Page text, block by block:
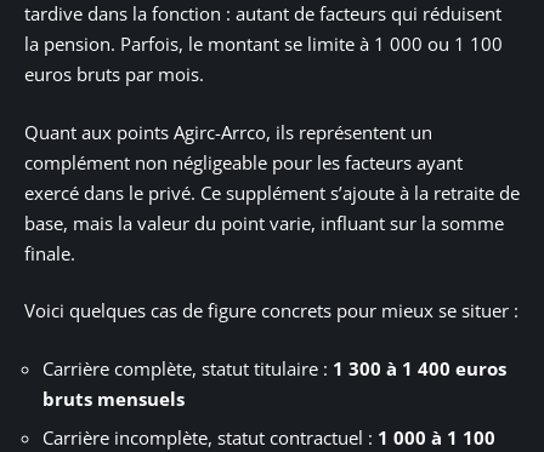
tardive dans la fonction : autant de facteurs qui réduisent
la pension. Parfois, le montant se limite à 1 000 ou 1 100
euros bruts par mois.
Quant aux points Agirc-Arrco, ils représentent un
complément non négligeable pour les facteurs ayant
exercé dans le privé. Ce supplément s’ajoute à la retraite de
base, mais la valeur du point varie, influant sur la somme
finale.
Voici quelques cas de figure concrets pour mieux se situer :
Carrière complète, statut titulaire : 1 300 à 1 400 euros
bruts mensuels
Carrière incomplète, statut contractuel : 1 000 à 1 100